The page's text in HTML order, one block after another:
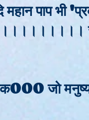
पाप भी
क000 जो